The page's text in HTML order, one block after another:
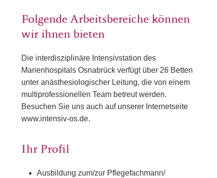
Folgende Arbeitsbereiche können
wir ihnen bieten
Die interdisziplinäre Intensivstation des
Marienhospitals Osnabrück verfügt über 26 Betten
unter anästhesiologischer Leitung, die von einem
multiprofessionellen Team betreut werden.
Besuchen Sie uns auch auf unserer Internetseite
www.intensiv-os.de.
Ihr Profil
Ausbildung zum/zur Pflegefachmann/